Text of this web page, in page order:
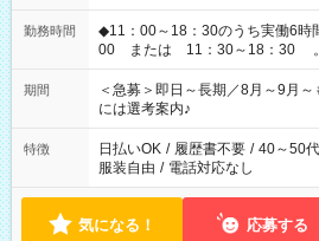
勤務時間
◆11：00～18：30のうち実働6時
00 または 11：30～18：30 。*。ブランクOK！。*。 例え
ば前職が、 在宅/財団法人/事務/
スタッフ スイーツ販売/ホテルフ
業界から入社して活躍されていま
期間
＜急募＞即日～長期／8月～9月
には選考案内♪
特徴 日払いOK / 履歴書不要 / 40～50
服装自由 / 電話対応なし
気になる！ 応募する